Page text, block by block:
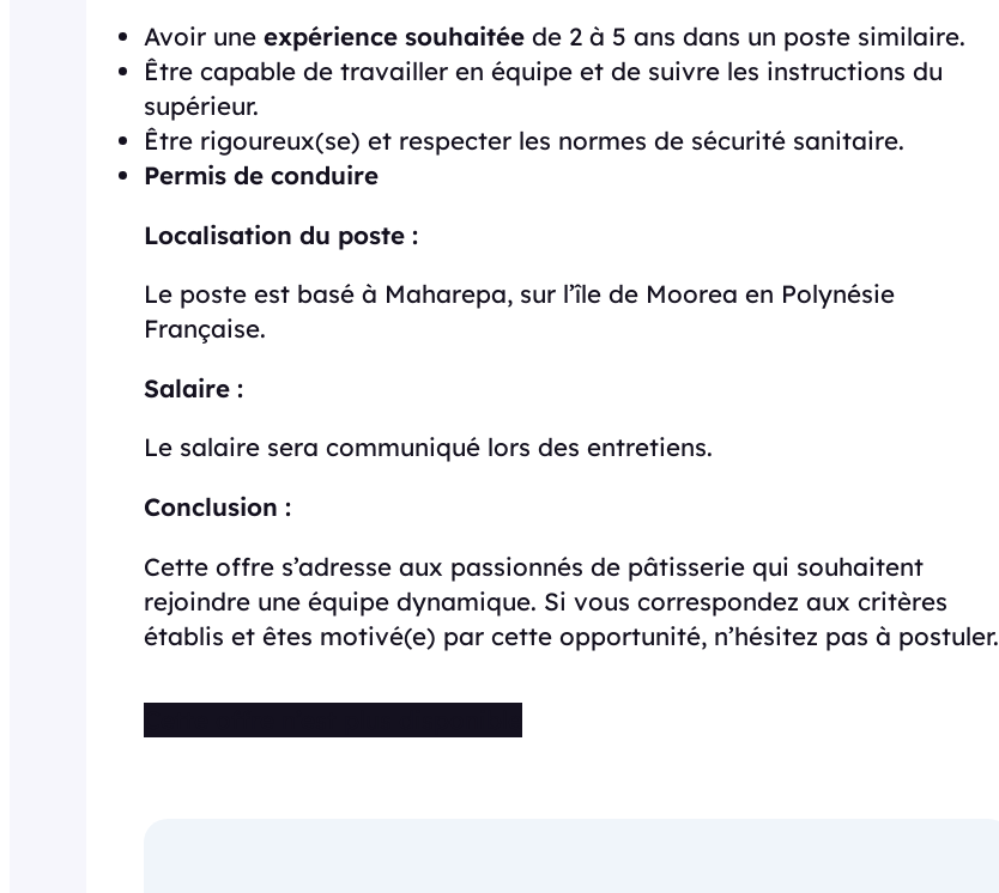
Avoir une expérience souhaitée de 2 à 5 ans dans un poste similaire.
Être capable de travailler en équipe et de suivre les instructions du
supérieur.
Être rigoureux(se) et respecter les normes de sécurité sanitaire.
Permis de conduire
Localisation du poste :
Le poste est basé à Maharepa, sur l’île de Moorea en Polynésie
Française.
Salaire :
Le salaire sera communiqué lors des entretiens.
Conclusion :
Cette offre s’adresse aux passionnés de pâtisserie qui souhaitent
rejoindre une équipe dynamique. Si vous correspondez aux critères
établis et êtes motivé(e) par cette opportunité, n’hésitez pas à postuler.